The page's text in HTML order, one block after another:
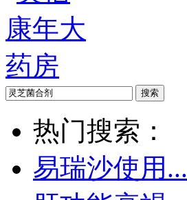
热门搜索：
易瑞沙使用...